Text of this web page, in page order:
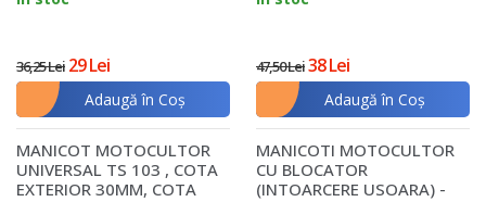
36,25 Lei 29 Lei
Adaugă în Coş
47,50 Lei38 Lei
Adaugă în Coş
MANICOT MOTOCULTOR
UNIVERSAL TS 103 , COTA
EXTERIOR 30MM, COTA
MANICOTI MOTOCULTOR
CU BLOCATOR
(INTOARCERE USOARA) -